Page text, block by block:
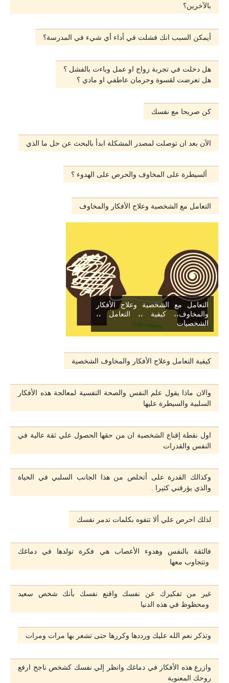
بالآخرين؟
أيمكن السبب انك فشلت في أداء أي شيء في المدرسة؟
هل دخلت في تجربة زواج او عمل وباءت بالفشل ؟
هل تعرضت لقسوة وحرمان عاطفي او مادي ؟
كن صريحا مع نفسك
الآن بعد ان توصلت لمصدر المشكلة ابدأ بالبحث عن حل ما الذي
ألسيطرة على المخاوف والحرص على الهدوء ؟
التعامل مع الشخصية وعلاج الأفكار والمخاوف
التعامل مع الشخصية وعلاج الأفكار
والمخاوف،، كيفية ،، التعامل ،،
الشخصيات
كيفية التعامل وعلاج الأفكار والمخاوف الشخصية
والان ماذا يقول علم النفس والصحة التفسية لمعالجة هذه اﻷفكار
السلبية والسيطرة عليها
اول نقطة إقناع الشخصية ان من حقها الحصول علي ثقة عالية في
النفس والقدرات
وكذالك القدرة على أتخلص من هذا الجانب السلبي في الحياة
والذي يؤرقني كثيرا .
لذلك احرص علي ألا تتفوه بكلمات تدمر نفسك
فالثقة بالنفس وهدوء اﻷعصاب هي فكرة تولدها في دماغك
وتتجاوب معها
غير من تفكيرك عن نفسك واقنع نفسك بأنك شخص سعيد
ومحظوظ في هذه الدنيا
وتذكر نعم الله عليك ورددها وكررها حتى تشعر بها مرات ومرات
وازرع هذه الأفكار في دماغك وانظر إلي نفسك كشخص ناجح ارفع
روحك المعنوية